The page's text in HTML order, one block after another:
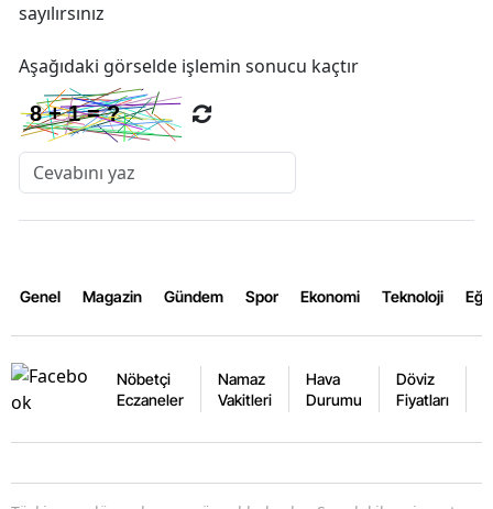
sayılırsınız
Aşağıdaki görselde işlemin sonucu kaçtır
Genel Magazin Gündem Spor Ekonomi Teknoloji
Nöbetçi
Eczaneler
Namaz
Vakitleri
Hava
Durumu
Döviz
Fiyatları